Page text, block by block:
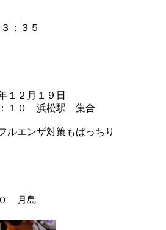
：３５
１２月１９日
１０ 浜松駅 集合
ルエンザ対策もばっちり
月島